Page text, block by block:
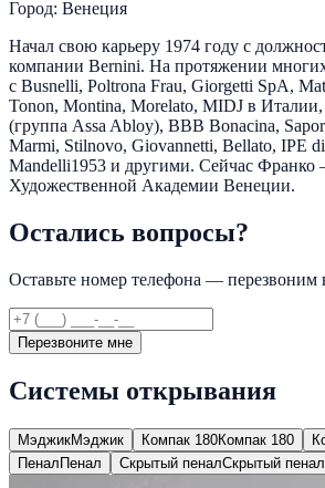
Город: Венеция
Начал свою карьеру 1974 году с
компании Bernini. На протяжении
с Busnelli, Poltrona Frau, Giorgetti SpA,
Tonon, Montina, Morelato, MIDJ в
(группа Assa Abloy), BBB Bonacina,
Marmi, Stilnovo, Giovannetti, Bellato, IPE
Mandelli1953 и другими. Сейчас Франко
Художественной Академии Венеции.
Остались вопросы?
Оставьте номер телефона — перезвоним
Перезвоните мне
Системы открывания
МэджикМэджик Компак 180Компак 180
Пенал Пенал Скрытый пеналСкрытый пенал